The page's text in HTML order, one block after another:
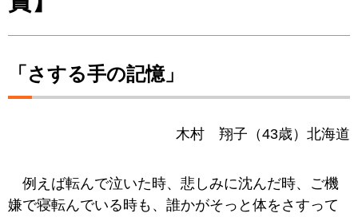
「さする手の記憶」
木村 翔子（43歳）北海道
例えば転んで泣いた時、悲しみに沈んだ時、ご機
嫌で寝転んでいる時も、誰かがそっと体をさすって